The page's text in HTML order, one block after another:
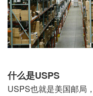
什么是USPS
USPS也就是美国邮局